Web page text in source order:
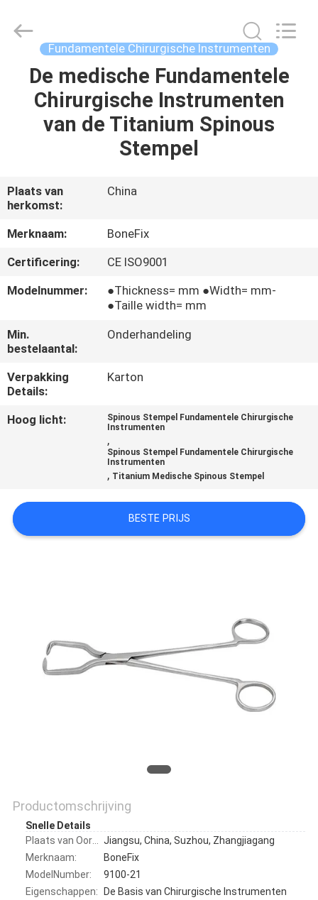
HUIS
PRODUCTEN
ONS
FABRIEKSREIS
KWALITEITSCONTROLE
CONTACTEER
ONS
VERZOEK
OM
SITEMAP
Fundamentele Chirurgische Instrumenten
De medische Fundamentele
Chirurgische Instrumenten
van de Titanium Spinous
Stempel
Plaats van
herkomst:
China
Merknaam:
BoneFix
Certificering:
CE ISO9001
Modelnummer:
●Thickness= mm ●Width= mm-
●Taille width= mm
Min.
bestelaantal:
Onderhandeling
Verpakking
Details:
Karton
Hoog licht:
Spinous Stempel Fundamentele Chirurgische
Instrumenten
,
Spinous Stempel Fundamentele Chirurgische
Instrumenten
, Titanium Medische Spinous Stempel
BESTE PRIJS
Productomschrijving
Snelle Details
Plaats van Oorsprong: Jiangsu, China, Suzhou, Zhangjiagang
Merknaam:
BoneFix
ModelNumber:
9100-21
Eigenschappen:
De Basis van Chirurgische Instrumenten